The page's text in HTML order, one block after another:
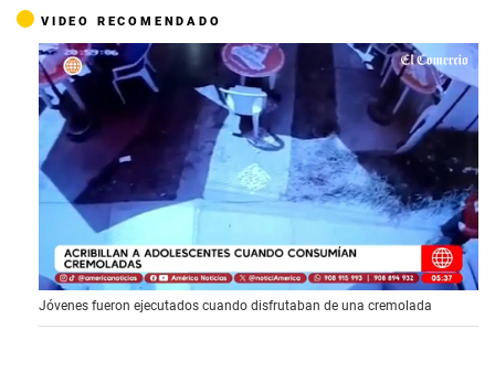
VIDEO RECOMENDADO
0
o
f
Jóvenes fueron ejecutados cuando disfrutaban de una cremolada